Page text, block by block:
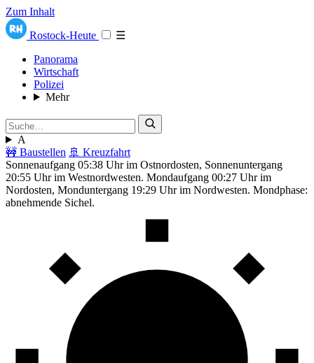
Zum Inhalt
Rostock-Heute
☰
Panorama
Wirtschaft
Polizei
Mehr
A
🚧 Baustellen 🚢 Kreuzfahrt
Sonnenaufgang 05:38 Uhr im Ostnordosten, Sonnenuntergang
20:55 Uhr im Westnordwesten. Mondaufgang 00:27 Uhr im
Nordosten, Monduntergang 19:29 Uhr im Nordwesten. Mondphase:
abnehmende Sichel.